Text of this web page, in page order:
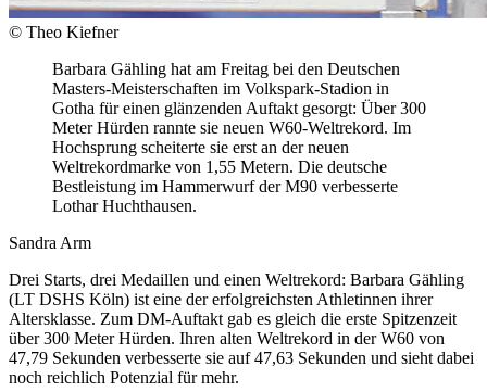
© Theo Kiefner
Barbara Gähling hat am Freitag bei den Deutschen
Masters-Meisterschaften im Volkspark-Stadion in
Gotha für einen glänzenden Auftakt gesorgt: Über 300
Meter Hürden rannte sie neuen W60-Weltrekord. Im
Hochsprung scheiterte sie erst an der neuen
Weltrekordmarke von 1,55 Metern. Die deutsche
Bestleistung im Hammerwurf der M90 verbesserte
Lothar Huchthausen.
Sandra Arm
Drei Starts, drei Medaillen und einen Weltrekord: Barbara Gähling
(LT DSHS Köln) ist eine der erfolgreichsten Athletinnen ihrer
Altersklasse. Zum DM-Auftakt gab es gleich die erste Spitzenzeit
über 300 Meter Hürden. Ihren alten Weltrekord in der W60 von
47,79 Sekunden verbesserte sie auf 47,63 Sekunden und sieht dabei
noch reichlich Potenzial für mehr.